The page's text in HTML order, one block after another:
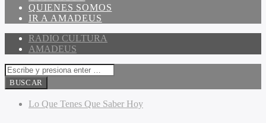
QUIENES SOMOS
IR A AMADEUS
RADIO CULTURA
AMADEUS
Lo Que Tenes Que Saber Hoy